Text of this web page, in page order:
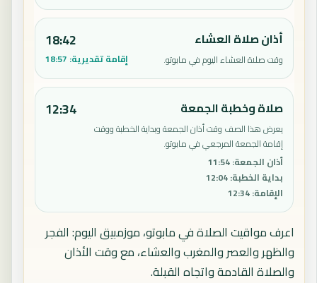
أذان صلاة العشاء
وقت صلاة العشاء اليوم في مابوتو.
18:42
إقامة تقديرية: 18:57
صلاة وخطبة الجمعة
يعرض هذا الصف وقت أذان الجمعة وبداية الخطبة ووقت
إقامة الجمعة المرجعي في مابوتو.
أذان الجمعة:
11:54
بداية الخطبة:
12:04
الإقامة:
12:34
12:34
اعرف مواقيت الصلاة في مابوتو، موزمبيق اليوم: الفجر
والظهر والعصر والمغرب والعشاء، مع وقت الأذان
والصلاة القادمة واتجاه القبلة.